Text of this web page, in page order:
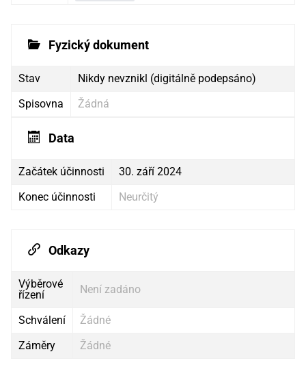
Fyzický dokument
Stav
Nikdy nevznikl (digitálně podepsáno)
Spisovna
Žádná
Data
Začátek účinnosti
30. září 2024
Konec účinnosti
Neurčitý
Odkazy
Výběrové
řízení
Není zadáno
Schválení
Žádné
Záměry
Žádné